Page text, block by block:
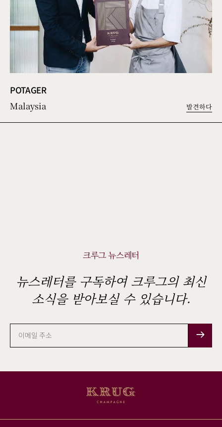
POTAGER
Malaysia 발견하다
크루그 뉴스레터
뉴스레터를 구독하여 크루그의 최신
소식을 받아보실 수 있습니다.
이
메
일
주
소